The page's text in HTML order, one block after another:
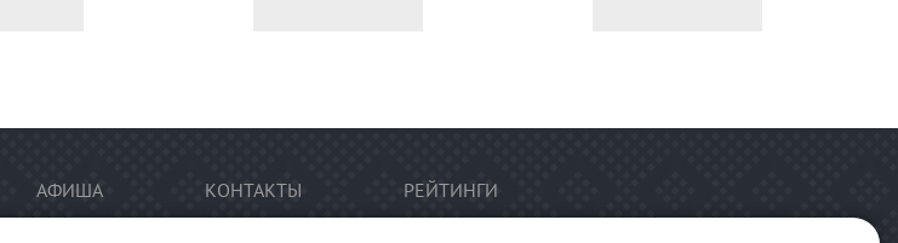
АФИША КОНТАКТЫ РЕЙТИНГИ